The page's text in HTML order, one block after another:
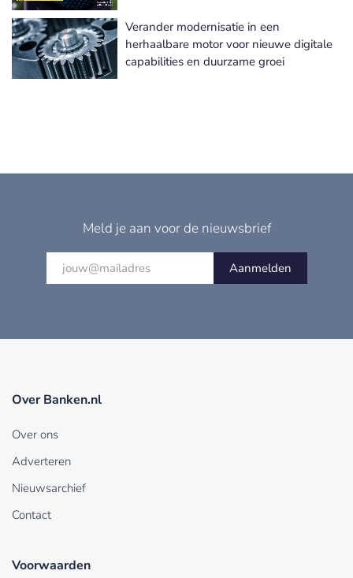
Verander modernisatie in een
herhaalbare motor voor nieuwe digitale
capabilities en duurzame groei
Meld je aan voor de nieuwsbrief
Aanmelden
Over Banken.nl
Over ons
Adverteren
Nieuwsarchief
Contact
Voorwaarden